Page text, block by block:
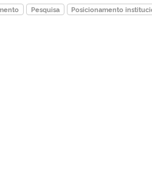
Pesquisa Posicionamento